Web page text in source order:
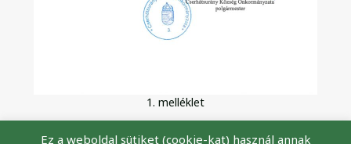
1. melléklet
Ez a weboldal sütiket (cookie-kat) használ annak